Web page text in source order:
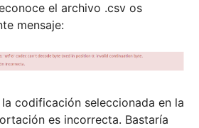
el archivo .csv os
mensaje:
codificación seleccionada en la
es incorrecta. Bastaría